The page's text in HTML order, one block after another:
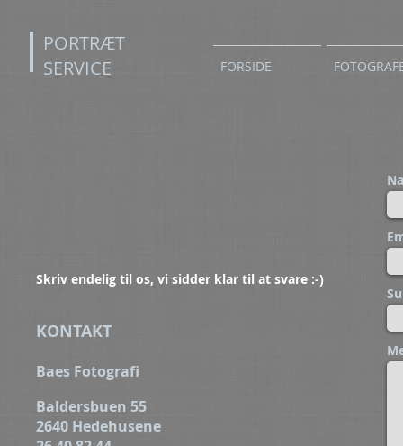
PORTRÆT
SERVICE
FORSIDE
Skriv endelig til os, vi sidder klar til at svare :-)
KONTAKT
Baes Fotografi
Baldersbuen 55
2640 Hedehusene